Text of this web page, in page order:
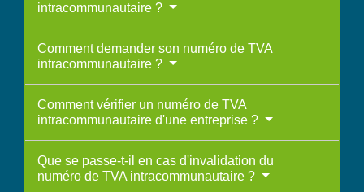
intracommunautaire ?
Comment demander son numéro de TVA
intracommunautaire ?
Comment vérifier un numéro de TVA
intracommunautaire d'une entreprise ?
Que se passe-t-il en cas d'invalidation du
numéro de TVA intracommunautaire ?